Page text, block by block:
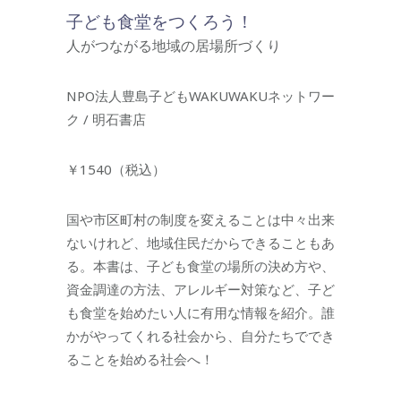
子ども食堂をつくろう！
人がつながる地域の居場所づくり
NPO法人豊島子どもWAKUWAKUネットワー
ク / 明石書店
￥1540（税込）
国や市区町村の制度を変えることは中々出来
ないけれど、地域住民だからできることもあ
る。本書は、子ども食堂の場所の決め方や、
資金調達の方法、アレルギー対策など、子ど
も食堂を始めたい人に有用な情報を紹介。誰
かがやってくれる社会から、自分たちででき
ることを始める社会へ！